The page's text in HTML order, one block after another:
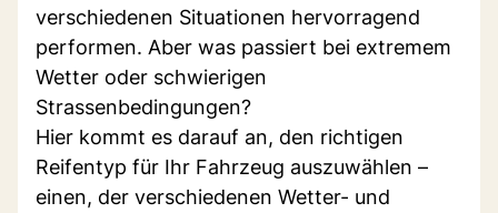
verschiedenen Situationen hervorragend
performen. Aber was passiert bei extremem
Wetter oder schwierigen
Strassenbedingungen?
Hier kommt es darauf an, den richtigen
Reifentyp für Ihr Fahrzeug auszuwählen –
einen, der verschiedenen Wetter- und